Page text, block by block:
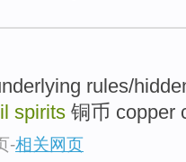
rules/
spirits 铜币 copper
-相关网页